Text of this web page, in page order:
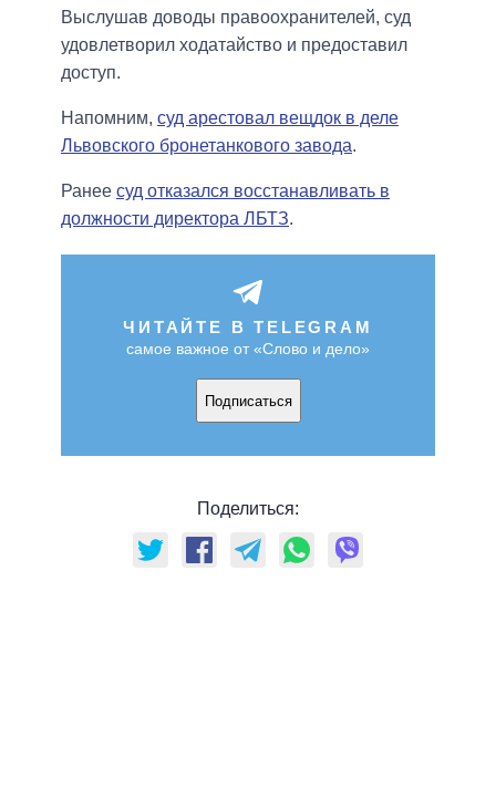
Выслушав доводы правоохранителей, суд
удовлетворил ходатайство и предоставил
доступ.
Напомним, суд арестовал вещдок в деле
Львовского бронетанкового завода.
Ранее суд отказался восстанавливать в
должности директора ЛБТЗ.
ЧИТАЙТЕ В TELEGRAM
самое важное от «Слово и дело»
Подписаться
Поделиться: